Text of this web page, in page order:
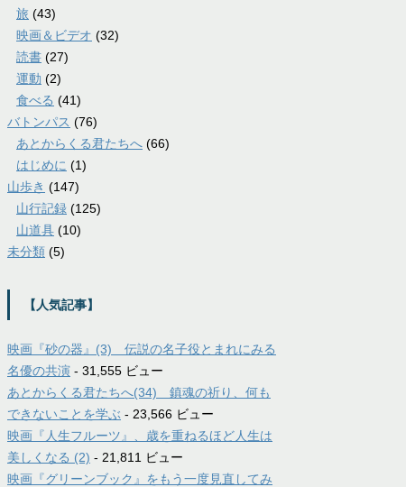
旅 (43)
映画＆ビデオ (32)
読書 (27)
運動 (2)
食べる (41)
バトンパス (76)
あとからくる君たちへ (66)
はじめに (1)
山歩き (147)
山行記録 (125)
山道具 (10)
未分類 (5)
【人気記事】
映画『砂の器』(3) 伝説の名子役とまれにみる
名優の共演 - 31,555 ビュー
あとからくる君たちへ(34) 鎮魂の祈り、何も
できないことを学ぶ - 23,566 ビュー
映画『人生フルーツ』、歳を重ねるほど人生は
美しくなる (2) - 21,811 ビュー
映画『グリーンブック』をもう一度見直してみ